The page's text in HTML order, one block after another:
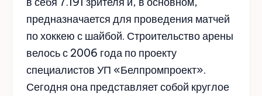
предназначается для проведения матчей
по хоккею с шайбой. Строительство арены
велось с 2006 года по проекту
специалистов УП «Белпромпроект».
Сегодня она представляет собой круглое